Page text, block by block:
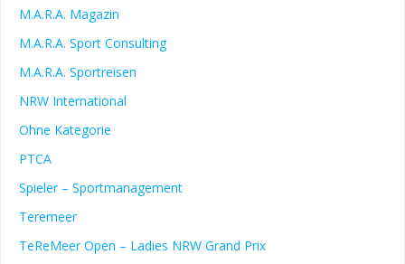
M.A.R.A. Magazin
M.A.R.A. Sport Consulting
M.A.R.A. Sportreisen
NRW International
Ohne Kategorie
PTCA
Spieler – Sportmanagement
Teremeer
TeReMeer Open – Ladies NRW Grand Prix